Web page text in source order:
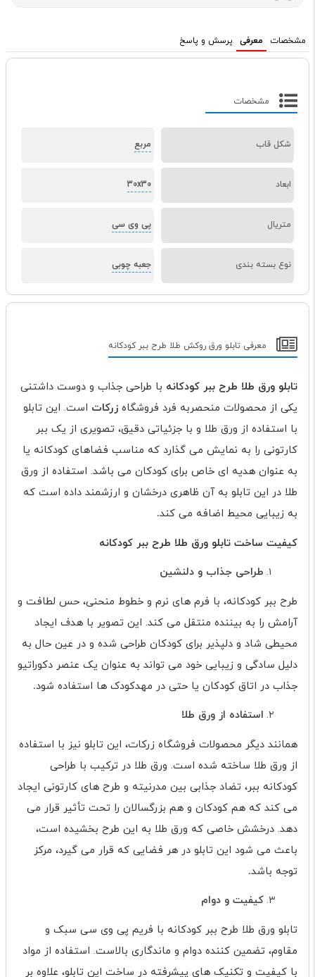
مشخصات معرفی پرسش و پاسخ
مشخصات
شکل قاب مربع
ابعاد 30x30
متریال پی وی سی
نوع بسته بندی جعبه چوبی
معرفی تابلو ورق روکش طلا طرح ببر کودکانه
تابلو ورق طلا طرح ببر کودکانه با طراحی جذاب و دوست داشتنی
یکی از محصولات منحصربه فرد فروشگاه زرکات است. این تابلو
با استفاده از ورق طلا و با جزئیاتی دقیق، تصویری از یک ببر
کارتونی را به نمایش می گذارد که مناسب فضاهای کودکانه یا
به عنوان هدیه ای خاص برای کودکان می باشد. استفاده از ورق
طلا در این تابلو به آن ظاهری درخشان و ارزشمند داده است که
به زیبایی محیط اضافه می کند.
کیفیت ساخت تابلو ورق طلا طرح ببر کودکانه
طراحی جذاب و دلنشین
طرح ببر کودکانه، با فرم های نرم و خطوط منحنی، حس لطافت و
آرامش را به بیننده منتقل می کند. این تصویر با هدف ایجاد
محیطی شاد و دلپذیر برای کودکان طراحی شده و در عین حال به
دلیل سادگی و زیبایی خود می تواند به عنوان یک عنصر دکوراتیو
جذاب در اتاق کودکان یا حتی در مهدکودک ها استفاده شود.
استفاده از ورق طلا
همانند دیگر محصولات فروشگاه زرکات، این تابلو نیز با استفاده
از ورق طلا ساخته شده است. ورق طلا در ترکیب با طراحی
کودکانه ببر، تضاد جذابی بین مدرنیته و طرح های کارتونی ایجاد
می کند که هم کودکان و هم بزرگسالان را تحت تأثیر قرار می
دهد. درخشش خاصی که ورق طلا به این طرح بخشیده است،
باعث می شود این تابلو در هر فضایی که قرار می گیرد، مرکز
توجه باشد.
کیفیت و دوام
تابلو ورق طلا طرح ببر کودکانه با فریم پی وی سی سبک و
مقاوم، تضمین کننده دوام و ماندگاری بالاست. استفاده از مواد
با کیفیت و تکنیک های پیشرفته در ساخت این تابلو، علاوه بر